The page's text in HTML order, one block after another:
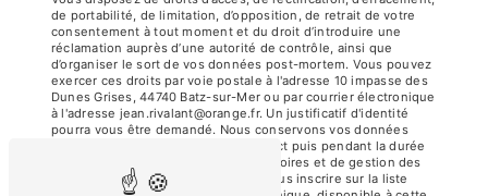
de portabilité, de limitation, d’opposition, de retrait de votre
consentement à tout moment et du droit d’introduire une
réclamation auprès d’une autorité de contrôle, ainsi que
d’organiser le sort de vos données post-mortem. Vous pouvez
exercer ces droits par voie postale à l'adresse 10 impasse des
Dunes Grises, 44740 Batz-sur-Mer ou par courrier électronique
à l'adresse jean.rivalant@orange.fr. Un justificatif d'identité
pourra vous être demandé. Nous conservons vos données
pendant la période de prise de contact puis pendant la durée
de prescription légale aux fins probatoires et de gestion des
contentieux. Vous avez le droit de vous inscrire sur la liste